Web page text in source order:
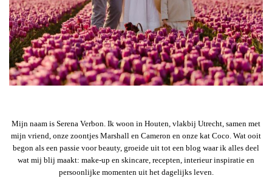
Mijn naam is Serena Verbon. Ik woon in Houten, vlakbij Utrecht, samen met
mijn vriend, onze zoontjes Marshall en Cameron en onze kat Coco. Wat ooit
begon als een passie voor beauty, groeide uit tot een blog waar ik alles deel
wat mij blij maakt: make-up en skincare, recepten, interieur inspiratie en
persoonlijke momenten uit het dagelijks leven.